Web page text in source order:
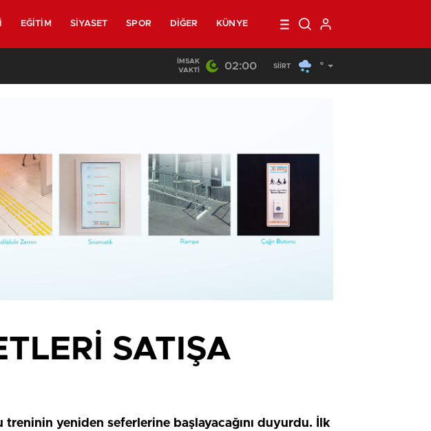
EĞITIM SIYASET SPOR DIĞER KÜNYE
22:44 / Siirt’te Yangın Paniği
İMSAK
VAKTI
02:00 SIIRT °
SATIŞA
yeniden seferlerine başlayacağını duyurdu. İlk